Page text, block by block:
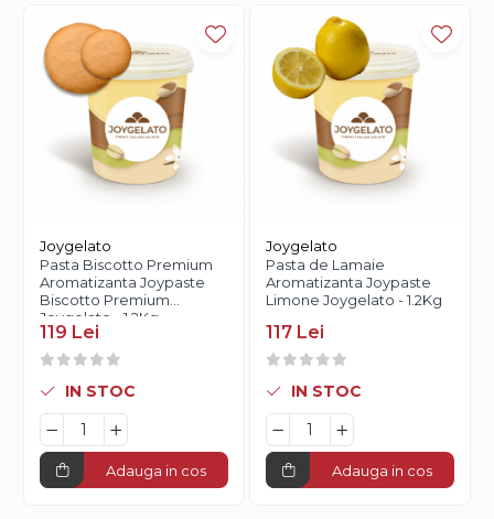
Joygelato
Pasta Biscotto Premium
Aromatizanta Joypaste
Biscotto Premium
Joygelato - 1.2Kg
119 Lei
IN STOC
Adauga in cos
Joygelato
Pasta de Lamaie
Aromatizanta Joypaste
Limone Joygelato - 1.2Kg
117 Lei
IN STOC
Adauga in cos